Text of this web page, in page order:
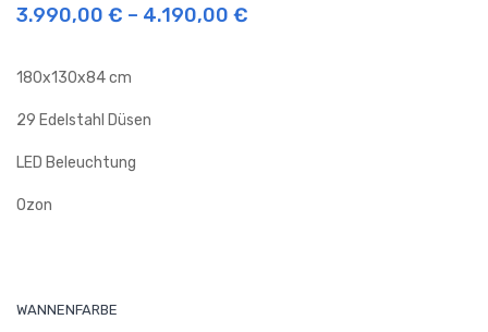
3.990,00 € – 4.190,00 €
180x130x84 cm
29 Edelstahl Düsen
LED Beleuchtung
Ozon
WANNENFARBE